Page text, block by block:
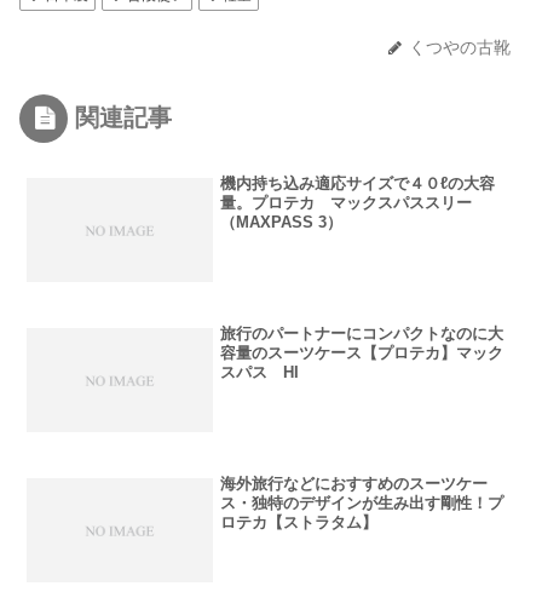
くつやの古靴
関連記事
機内持ち込み適応サイズで４０ℓの大容
量。プロテカ マックスパススリー
（MAXPASS 3）
旅行のパートナーにコンパクトなのに大
容量のスーツケース【プロテカ】マック
スパス HI
海外旅行などにおすすめのスーツケー
ス・独特のデザインが生み出す剛性！プ
ロテカ【ストラタム】